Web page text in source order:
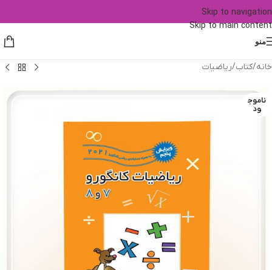
Skip to navigation
Skip to main content
منو
خانه/کتاب/ریاضیات
ناموج
ود